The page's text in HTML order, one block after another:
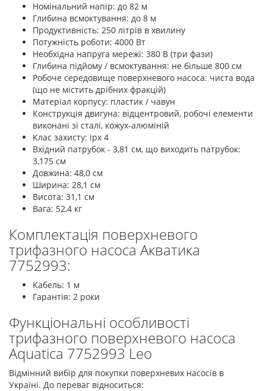
Номінальний напір: до 82 м
Глибина всмоктування: до 8 м
Продуктивність: 250 літрів в хвилину
Потужність роботи: 4000 Вт
Необхідна напруга мережі: 380 В (три фази)
Глибина підйому / всмоктування: не більше 800 см
Робоче середовище поверхневого насоса: чиста вода
(що не містить дрібних фракцій)
Матеріал корпусу: пластик / чавун
Конструкція двигуна: відцентровий, робочі елементи
виконані зі сталі, кожух-алюміній
Клас захисту: ipx 4
Вхідний патрубок - 3,81 см, що виходить патрубок:
3,175 см
Довжина: 48,0 см
Ширина: 28,1 см
Висота: 31,1 см
Вага: 52,4 кг
Комплектація поверхневого
трифазного насоса Акватика
7752993:
Кабель: 1 м
Гарантія: 2 роки
Функціональні особливості
трифазного поверхневого насоса
Aquatica 7752993 Leo
Відмінний вибір для покупки поверхневих насосів в
Україні. До переваг відноситься: